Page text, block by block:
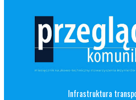
Infrastruktura